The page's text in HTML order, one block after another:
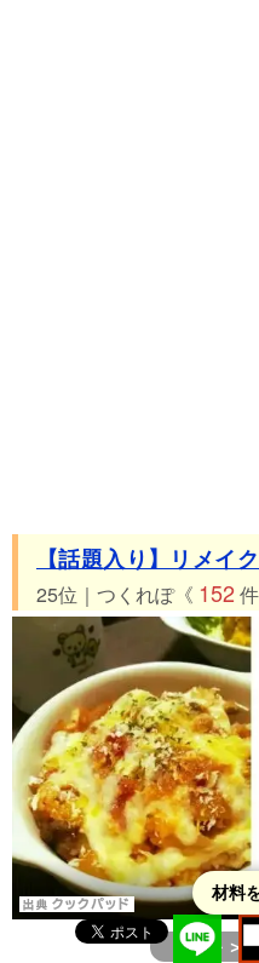
【話題入り】リメイ
25位｜つくれぽ《 152 件
材料
＞＞